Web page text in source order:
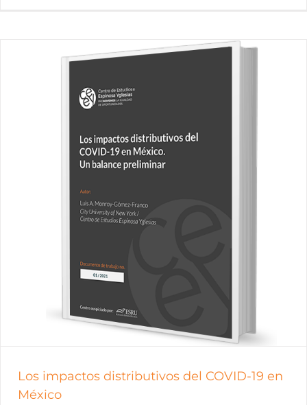
Los impactos distributivos del COVID-19 en
México